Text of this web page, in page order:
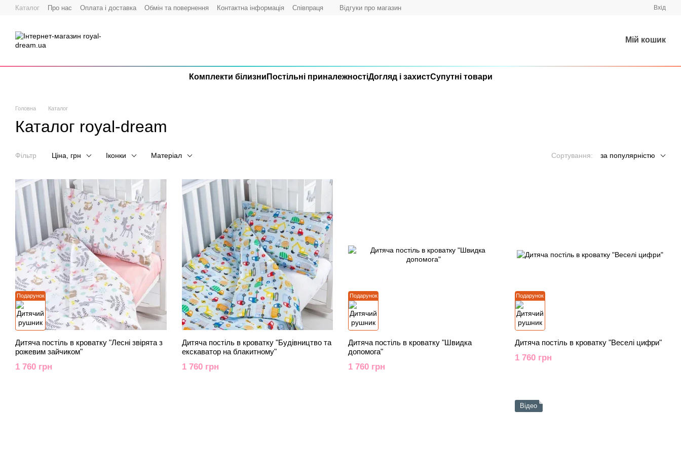
Перейти до основного контенту
Каталог Про нас Оплата і доставка Обмін та повернення Контактна інформація Співпраця Відгуки про магазин Вхід
Мій кошик
Комплекти білизни Постільні приналежностіДогляд і захистСупутні товари
Головна Каталог
Каталог royal-dream
Фільтр Ціна, грн Іконки Матеріал Сортування: за популярністю
Подарунок
Дитяча постіль в кроватку "Лесні звірята з
рожевим зайчиком"
1 760 грн
Дитяча постіль в кроватку "Будівництво та
екскаватор на блакитному"
1 760 грн
Подарунок
Дитяча постіль в кроватку "Швидка
допомога"
1 760 грн
Подарунок
Дитяча постіль в кроватку "Веселі цифри"
1 760 грн
Відео